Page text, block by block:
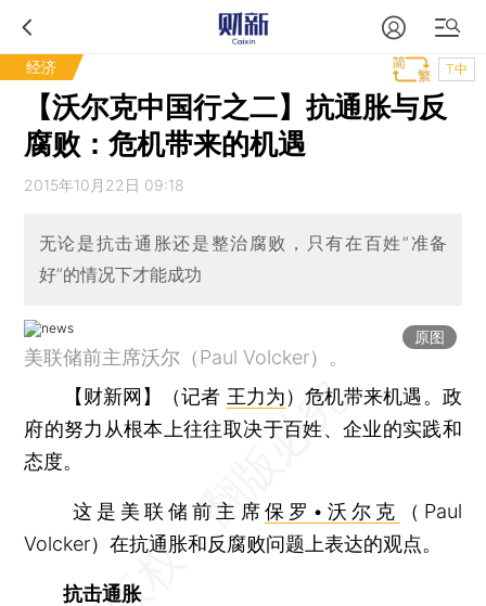
经济 T中
【沃尔克中国行之二】抗通胀与反
腐败：危机带来的机遇
2015年10月22日 09:18
无论是抗击通胀还是整治腐败，只有在百姓“准备
好”的情况下才能成功
原图
美联储前主席沃尔（Paul Volcker）。
【财新网】（记者 王力为） 危机带来机遇。政
府的努力从根本上往往取决于百姓、企业的实践和
态度。
这是美联储前主席保罗•沃尔克
（Paul
Volcker）在抗通胀和反腐败问题上表达的观点。
抗击通胀